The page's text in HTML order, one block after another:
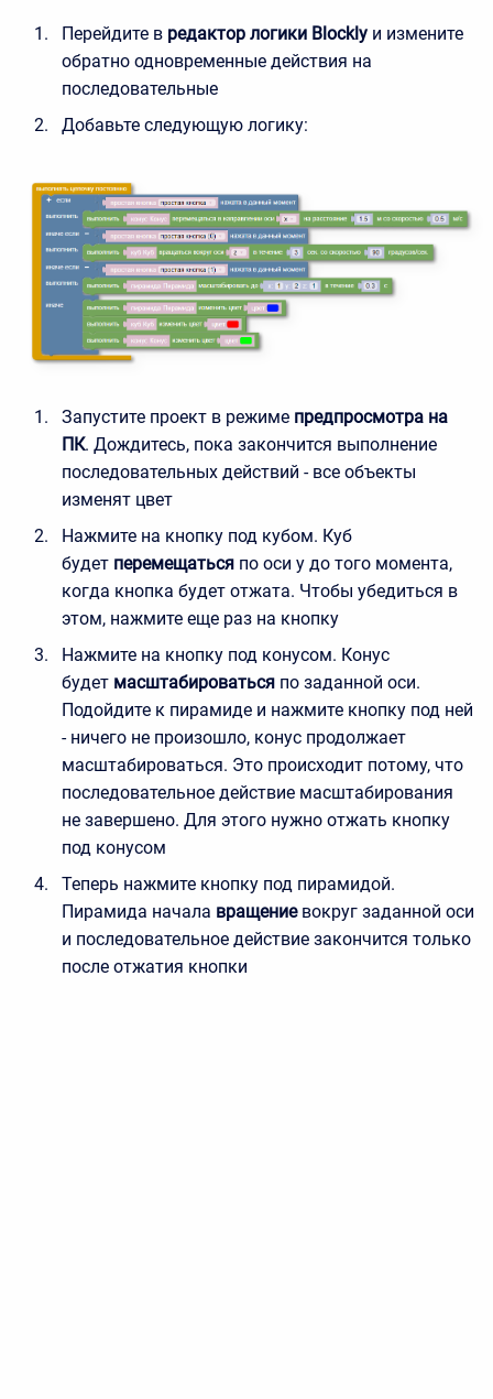
Перейдите в редактор логики Blockly и измените
обратно одновременные действия на
последовательные
Добавьте следующую логику:
Запустите проект в режиме предпросмотра на
ПК. Дождитесь, пока закончится выполнение
последовательных действий - все объекты
изменят цвет
Нажмите на кнопку под кубом. Куб
будет перемещаться по оси у до того момента,
когда кнопка будет отжата. Чтобы убедиться в
этом, нажмите еще раз на кнопку
Нажмите на кнопку под конусом. Конус
будет масштабироваться по заданной оси.
Подойдите к пирамиде и нажмите кнопку под ней
- ничего не произошло, конус продолжает
масштабироваться. Это происходит потому, что
последовательное действие масштабирования
не завершено. Для этого нужно отжать кнопку
под конусом
Теперь нажмите кнопку под пирамидой.
Пирамида начала вращение вокруг заданной оси
и последовательное действие закончится только
после отжатия кнопки